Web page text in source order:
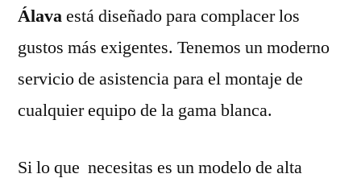
Álavaestá diseñado para complacer los
gustos más exigentes. Tenemos un moderno
servicio de asistencia para el montaje de
cualquier equipo de la gama blanca.
Si lo que necesitas es un modelo de alta